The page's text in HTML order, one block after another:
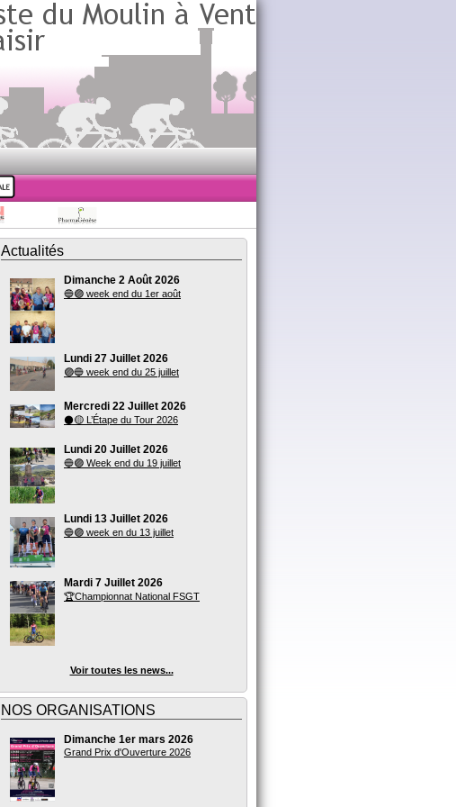
Actualités
Dimanche 2 Août 2026
🔵🟣 week end du 1er août
Lundi 27 Juillet 2026
🟣🔵 week end du 25 juillet
Mercredi 22 Juillet 2026
⚫🟡 L’Étape du Tour 2026
Lundi 20 Juillet 2026
🔵🟣 Week end du 19 juillet
Lundi 13 Juillet 2026
🔵🟣 week en du 13 juillet
Mardi 7 Juillet 2026
🏆Championnat National FSGT
Voir toutes les news...
NOS ORGANISATIONS
Dimanche 1er mars 2026
Grand Prix d'Ouverture 2026